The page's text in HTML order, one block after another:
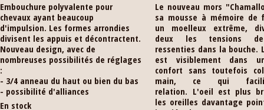
Embouchure polyvalente pour
chevaux ayant beaucoup
d'impulsion. Les formes arrondies
divisent les appuis et décontractent.
Nouveau design, avec de
nombreuses possibilités de réglages
:
- 3/4 anneau du haut ou bien du bas
- possibilité d'alliances
En stock
Le nouveau mors
sa mousse à mémoire de
un moelleux extrême,
deux les tensions
ressenties dans la bouche.
est visiblement dans
confort sans toutefois
main, ce qui
relation. L'oeil est plus
les oreilles davantage